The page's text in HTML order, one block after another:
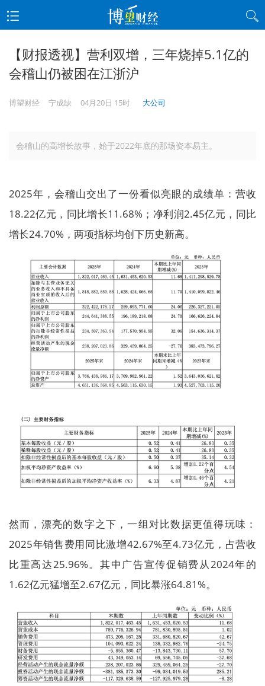
【财报透视】营利双增，三年烧掉5.1亿的
会稽山仍被困在江浙沪
博望财经 宁成缺 04月20日 15时 大公司
会稽山的高增长故事，始于2022年底的那场资本易主。
2025年，会稽山交出了一份看似亮眼的成绩单：营收
18.22亿元，同比增长11.68%；净利润2.45亿元，同比
增长24.70%，两项指标均创下历史新高。
然而，漂亮的数字之下，一组对比数据更值得玩味：
2025年销售费用同比激增42.67%至4.73亿元，占营收
比重高达25.96%。其中广告宣传促销费从2024年的
1.62亿元猛增至2.67亿元，同比暴涨64.81%。